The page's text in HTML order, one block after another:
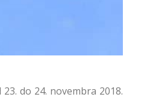
do 24. novembra 2018.